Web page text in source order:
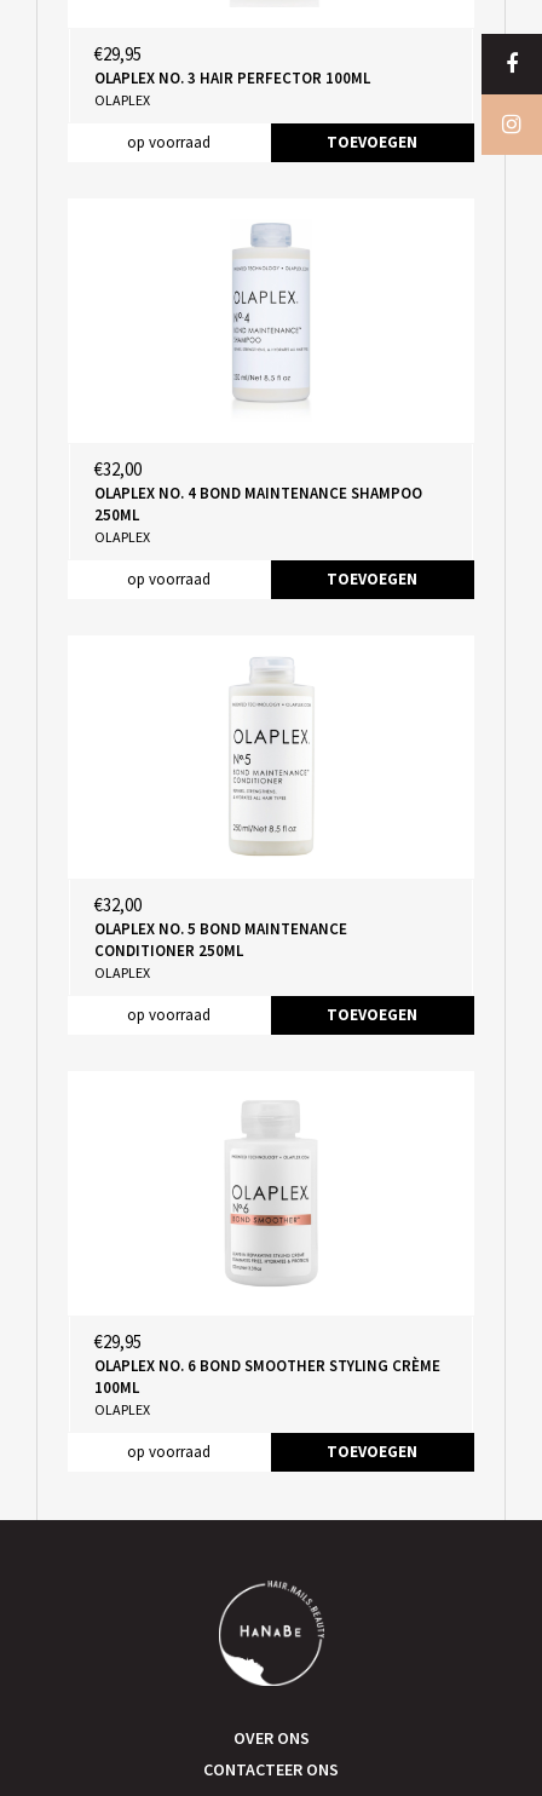
€29,95
OLAPLEX NO. 3 HAIR PERFECTOR 100ML
OLAPLEX
op voorraad TOEVOEGEN
€32,00
OLAPLEX NO. 4 BOND MAINTENANCE SHAMPOO
250ML
OLAPLEX
op voorraad TOEVOEGEN
€32,00
OLAPLEX NO. 5 BOND MAINTENANCE
CONDITIONER 250ML
OLAPLEX
op voorraad TOEVOEGEN
€29,95
OLAPLEX NO. 6 BOND SMOOTHER STYLING CRÈME
100ML
OLAPLEX
op voorraad TOEVOEGEN
OVER ONS
CONTACTEER ONS